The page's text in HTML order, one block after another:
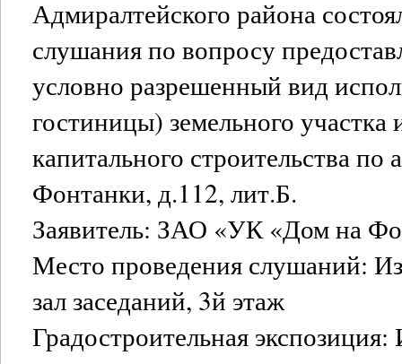
Адмиралтейского района
слушания по вопросу
условно разрешенный вид
гостиницы) земельного участка
капитального строительства по
Фонтанки, д.112, лит.Б.
Заявитель: ЗАО «УК «Дом на
Место проведения слушаний:
зал заседаний, 3й этаж
Градостроительная